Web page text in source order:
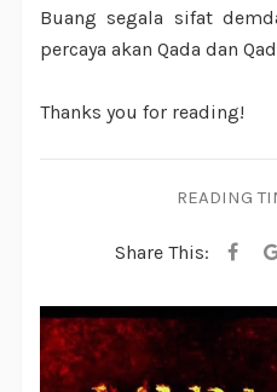
Buang segala sifat
percaya akan Qada dan
Thanks you for reading!
READING
Share This: